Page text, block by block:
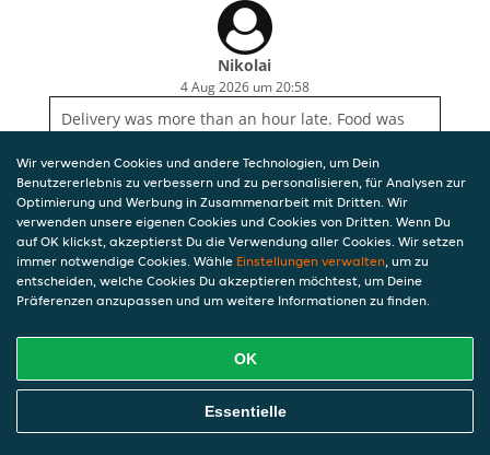
Nikolai
4 Aug 2026 um 20:58
Delivery was more than an hour late. Food was
Wir verwenden Cookies und andere Technologien, um Dein
Benutzererlebnis zu verbessern und zu personalisieren, für Analysen zur
Optimierung und Werbung in Zusammenarbeit mit Dritten. Wir
verwenden unsere eigenen Cookies und Cookies von Dritten. Wenn Du
auf OK klickst, akzeptierst Du die Verwendung aller Cookies. Wir setzen
immer notwendige Cookies. Wähle Einstellungen verwalten, um zu
entscheiden, welche Cookies Du akzeptieren möchtest, um Deine
Präferenzen anzupassen und um weitere Informationen zu finden.
OK
Essentielle